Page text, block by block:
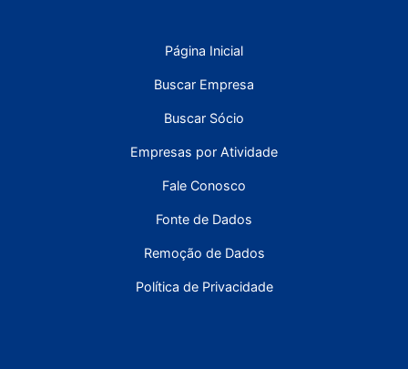
Página Inicial
Buscar Empresa
Buscar Sócio
Empresas por Atividade
Fale Conosco
Fonte de Dados
Remoção de Dados
Política de Privacidade